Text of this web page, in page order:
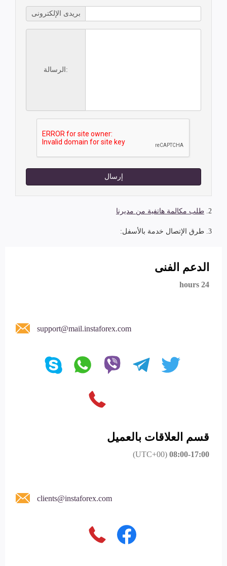
بريدى الإلكترونى
الرسالة:
إرسال
2. طلب مكالمة هاتفية من مديرنا
3. طرق الإتصال خدمة بالأسفل:
الدعم الفنى
24 hours
support@mail.instaforex.com
قسم العلاقات بالعميل
08:00-17:00
(UTC+00)
clients@instaforex.com